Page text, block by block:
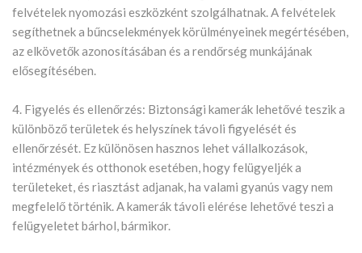
felvételek nyomozási eszközként szolgálhatnak. A felvételek
segíthetnek a bűncselekmények körülményeinek megértésében,
az elkövetők azonosításában és a rendőrség munkájának
elősegítésében.
4. Figyelés és ellenőrzés: Biztonsági kamerák lehetővé teszik a
különböző területek és helyszínek távoli figyelését és
ellenőrzését. Ez különösen hasznos lehet vállalkozások,
intézmények és otthonok esetében, hogy felügyeljék a
területeket, és riasztást adjanak, ha valami gyanús vagy nem
megfelelő történik. A kamerák távoli elérése lehetővé teszi a
felügyeletet bárhol, bármikor.